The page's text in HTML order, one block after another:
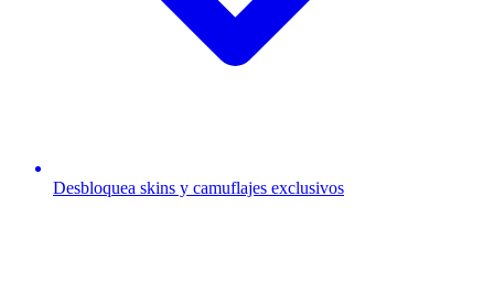
Desbloquea skins y camuflajes exclusivos